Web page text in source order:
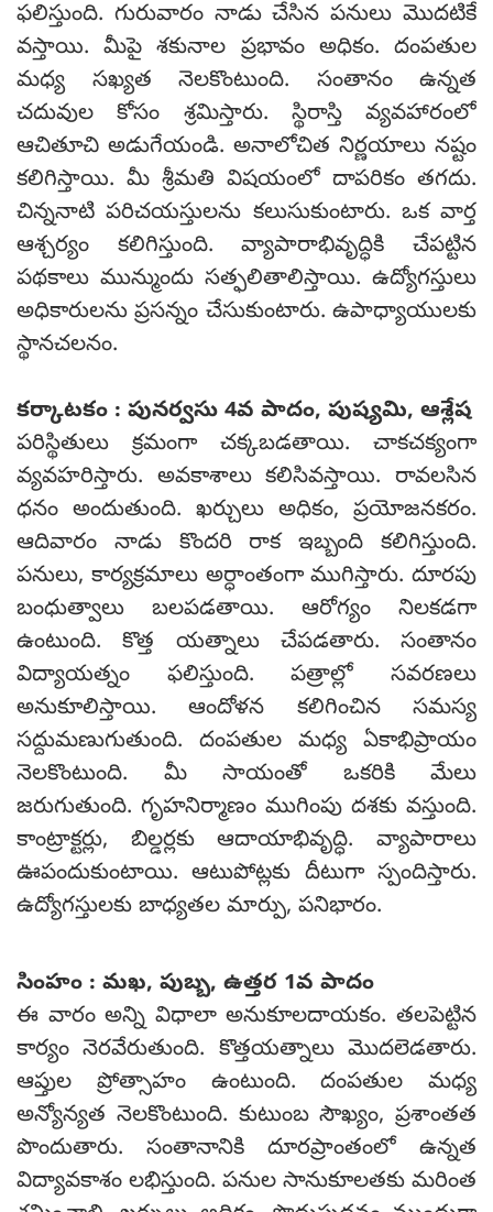
ఫలిస్తుంది. గురువారం నాడు చేసిన పనులు మొదటికే
వస్తాయి. మీపై శకునాల ప్రభావం అధికం. దంపతుల
మధ్య సఖ్యత నెలకొంటుంది. సంతానం ఉన్నత
చదువుల కోసం శ్రమిస్తారు. స్థిరాస్తి వ్యవహారంలో
ఆచితూచి అడుగేయండి. అనాలోచిత నిర్ణయాలు నష్టం
కలిగిస్తాయి. మీ శ్రీమతి విషయంలో దాపరికం తగదు.
చిన్ననాటి పరిచయస్తులను కలుసుకుంటారు. ఒక వార్త
ఆశ్చర్యం కలిగిస్తుంది. వ్యాపారాభివృద్ధికి చేపట్టిన
పథకాలు మున్ముందు సత్ఫలితాలిస్తాయి. ఉద్యోగస్తులు
అధికారులను ప్రసన్నం చేసుకుంటారు. ఉపాధ్యాయులకు
స్థానచలనం.
కర్కాటకం : పునర్వసు 4వ పాదం, పుష్యమి, ఆశ్లేష
పరిస్థితులు క్రమంగా చక్కబడతాయి. చాకచక్యంగా
వ్యవహరిస్తారు. అవకాశాలు కలిసివస్తాయి. రావలసిన
ధనం అందుతుంది. ఖర్చులు అధికం, ప్రయోజనకరం.
ఆదివారం నాడు కొందరి రాక ఇబ్బంది కలిగిస్తుంది.
పనులు, కార్యక్రమాలు అర్ధాంతంగా ముగిస్తారు. దూరపు
బంధుత్వాలు బలపడతాయి. ఆరోగ్యం నిలకడగా
ఉంటుంది. కొత్త యత్నాలు చేపడతారు. సంతానం
విద్యాయత్నం ఫలిస్తుంది. పత్రాల్లో సవరణలు
అనుకూలిస్తాయి. ఆందోళన కలిగించిన సమస్య
సద్దుమణుగుతుంది. దంపతుల మధ్య ఏకాభిప్రాయం
నెలకొంటుంది. మీ సాయంతో ఒకరికి మేలు
జరుగుతుంది. గృహనిర్మాణం ముగింపు దశకు వస్తుంది.
కాంట్రాక్టర్లు, బిల్డర్లకు ఆదాయాభివృద్ధి. వ్యాపారాలు
ఊపందుకుంటాయి. ఆటుపోట్లకు దీటుగా స్పందిస్తారు.
ఉద్యోగస్తులకు బాధ్యతల మార్పు, పనిభారం.
సింహం : మఖ, పుబ్బ, ఉత్తర 1వ పాదం
ఈ వారం అన్ని విధాలా అనుకూలదాయకం. తలపెట్టిన
కార్యం నెరవేరుతుంది. కొత్తయత్నాలు మొదలెడతారు.
ఆప్తుల ప్రోత్సాహం ఉంటుంది. దంపతుల మధ్య
అన్యోన్యత నెలకొంటుంది. కుటుంబ సౌఖ్యం, ప్రశాంతత
పొందుతారు. సంతానానికి దూరప్రాంతంలో ఉన్నత
విద్యావకాశం లభిస్తుంది. పనుల సానుకూలతకు మరింత